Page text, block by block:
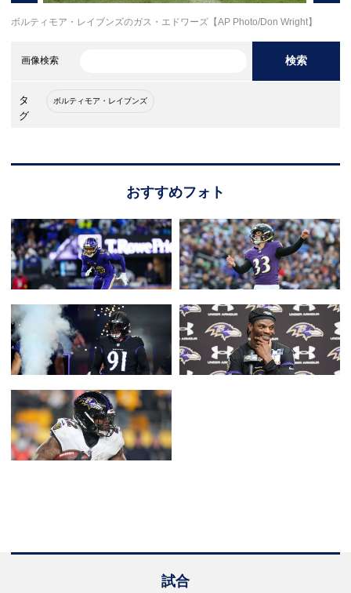
ボルティモア・レイブンズのガス・エドワーズ【AP Photo/Don Wright】
画像検索 検索
タ
グ
ボルティモア・レイブンズ
おすすめフォト
試合